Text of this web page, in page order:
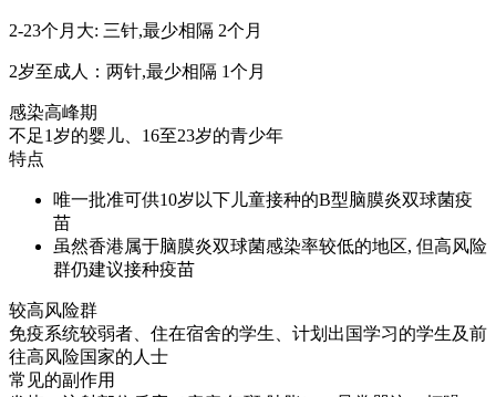
2-23个月大: 三针,最少相隔 2个月
2岁至成人：两针,最少相隔 1个月
感染高峰期
不足1岁的婴儿、16至23岁的青少年
特点
唯一批准可供10岁以下儿童接种的B型脑膜炎双球菌疫
苗
虽然香港属于脑膜炎双球菌感染率较低的地区, 但高风险
群仍建议接种疫苗
较高风险群
免疫系统较弱者、住在宿舍的学生、计划出国学习的学生及前
往高风险国家的人士
常见的副作用